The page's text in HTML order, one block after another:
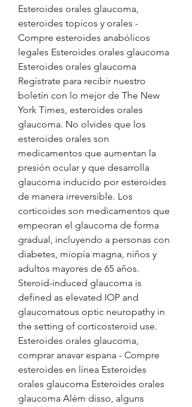
Esteroides orales glaucoma,
esteroides topicos y orales -
Compre esteroides anabólicos
legales Esteroides orales glaucoma
Esteroides orales glaucoma
Regístrate para recibir nuestro
boletín con lo mejor de The New
York Times, esteroides orales
glaucoma. No olvides que los
esteroides orales son
medicamentos que aumentan la
presión ocular y que desarrolla
glaucoma inducido por esteroides
de manera irreversible. Los
corticoides son medicamentos que
empeoran el glaucoma de forma
gradual, incluyendo a personas con
diabetes, miopía magna, niños y
adultos mayores de 65 años.
Steroid-induced glaucoma is
defined as elevated IOP and
glaucomatous optic neuropathy in
the setting of corticoste­roid use.
Esteroides orales glaucoma,
comprar anavar espana - Compre
esteroides en línea Esteroides
orales glaucoma Esteroides orales
glaucoma Além disso, alguns